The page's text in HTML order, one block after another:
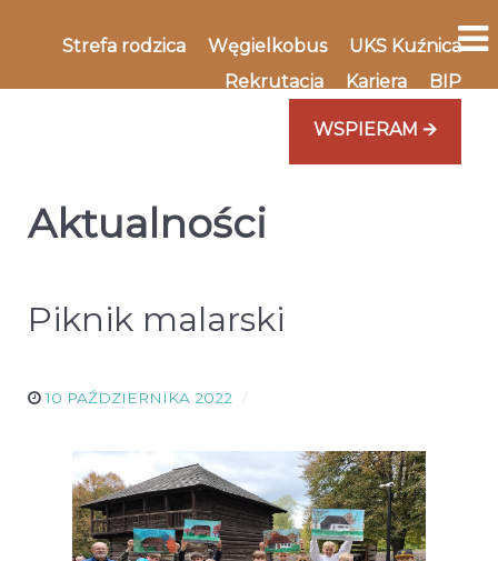
Strefa rodzica Węgielkobus
UKS Kuźnica
Rekrutacja
Kariera BIP
WSPIERAM 🡪
Aktualności
Piknik malarski
10 PAŹDZIERNIKA 2022